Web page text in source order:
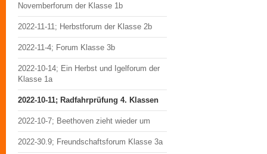
Novemberforum der Klasse 1b
2022-11-11; Herbstforum der Klasse 2b
2022-11-4; Forum Klasse 3b
2022-10-14; Ein Herbst und Igelforum der
Klasse 1a
2022-10-11; Radfahrprüfung 4. Klassen
2022-10-7; Beethoven zieht wieder um
2022-30.9; Freundschaftsforum Klasse 3a